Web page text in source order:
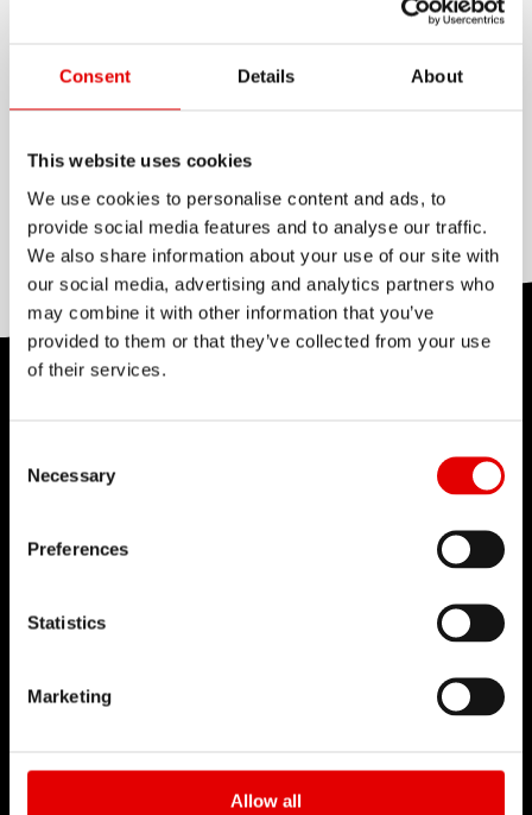
Consent Details About
This website uses cookies
We use cookies to personalise content and ads, to
provide social media features and to analyse our traffic.
We also share information about your use of our site with
our social media, advertising and analytics partners who
may combine it with other information that you’ve
provided to them or that they’ve collected from your use
of their services.
Necessary
Preferences
Statistics
Marketing
Allow all
變徑
Double butted
開發流程而努力。我們的理念是透過內部研發的技術